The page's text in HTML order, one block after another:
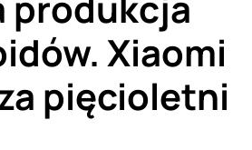
Xiaomi
pięcioletni